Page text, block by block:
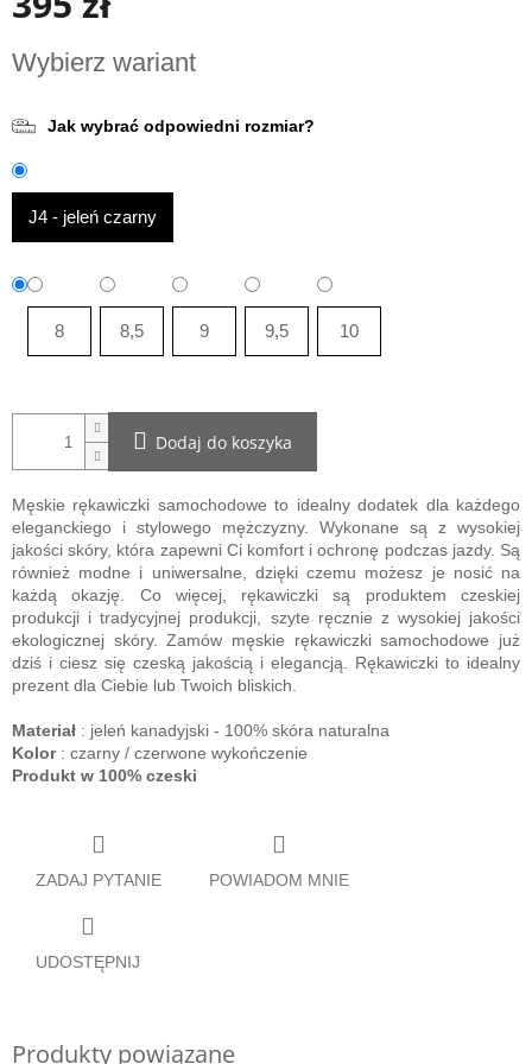
jednostkowa:
Wybierz wariant
Jak wybrać odpowiedni rozmiar?
J4 - jeleń czarny
8 8,5 9 9,5 10
Dodaj do koszyka
Męskie rękawiczki samochodowe to idealny dodatek dla każdego
eleganckiego i stylowego mężczyzny. Wykonane są z wysokiej
jakości skóry, która zapewni Ci komfort i ochronę podczas jazdy. Są
również modne i uniwersalne, dzięki czemu możesz je nosić na
każdą okazję. Co więcej, rękawiczki są produktem czeskiej
produkcji i tradycyjnej produkcji, szyte ręcznie z wysokiej jakości
ekologicznej skóry. Zamów męskie rękawiczki samochodowe już
dziś i ciesz się czeską jakością i elegancją. Rękawiczki to idealny
prezent dla Ciebie lub Twoich bliskich.
Materiał : jeleń kanadyjski - 100% skóra naturalna
Kolor: czarny / czerwone wykończenie
Produkt w 100% czeski
ZADAJ PYTANIE POWIADOM MNIE
UDOSTĘPNIJ
Produkty powiązane